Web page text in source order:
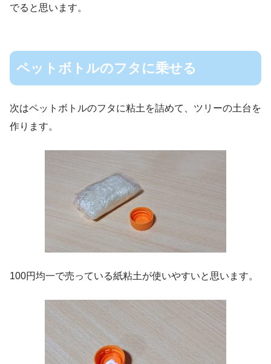
でると思います。
ペットボトルのフタに乗せる
次はペットボトルのフタに粘土を詰めて、ツリーの土台を
作ります。
100円均一で売っている紙粘土が使いやすいと思います。